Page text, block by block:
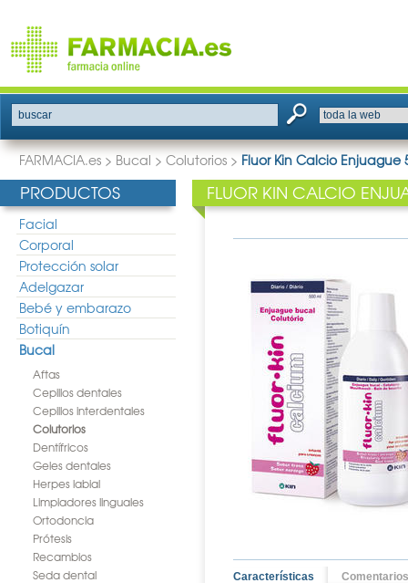
buscar
FARMACIA.es > Bucal > Colutorios > Fluor Kin Calcio Enjuague
PRODUCTOS
Facial
Corporal
Protección solar
Adelgazar
Bebé y embarazo
Botiquín
Bucal
Aftas
Cepillos dentales
Cepillos interdentales
Colutorios
Dentífricos
Geles dentales
Herpes labial
Limpiadores linguales
Ortodoncia
Prótesis
Recambios
Seda dental
FLUOR KIN CALCIO
Características Comentarios